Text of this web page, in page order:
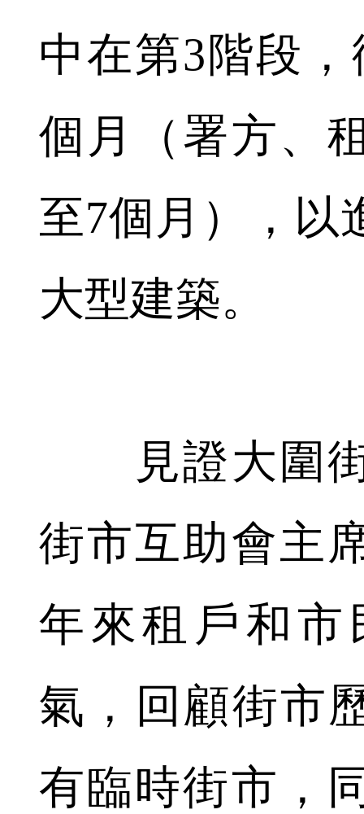
中在第3階段
個月（署方、
至7個月），以
大型建築。
見證大圍街
街市互助會主
年來租戶和市
氣，回顧街市
有臨時街市，